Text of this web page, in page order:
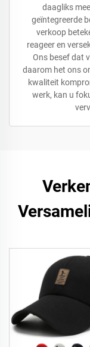
daagliks
geïntegreerde
verkoop
reageer en
Ons besef dat
daarom het ons
kwaliteit
werk, kan u